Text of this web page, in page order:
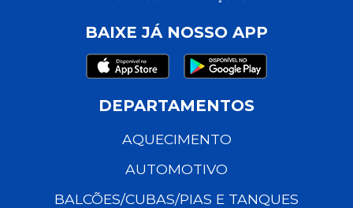
BAIXE JÁ NOSSO APP
DEPARTAMENTOS
AQUECIMENTO
AUTOMOTIVO
BALCÕES/CUBAS/PIAS E TANQUES